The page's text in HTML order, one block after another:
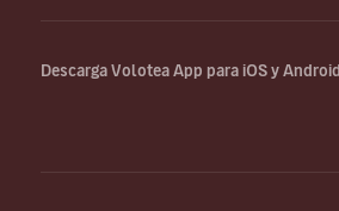
Descarga Volotea App para iOS y Android